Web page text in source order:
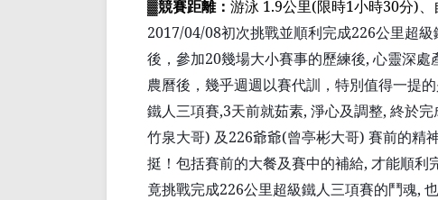
▓競賽距離： 游泳 1.9公里(限時1小時30分)
2017/04/08初次挑戰並順利完成226公里超級
後，參加20幾場大小賽事的歷練後, 心靈深處
農曆後，幾乎週週以賽代訓，特別值得一提
鐵人三項賽,3天前就茹素, 淨心及調整, 終於完
竹泉大哥) 及226爺爺(曾亭彬大哥) 賽前的精
挺！包括賽前的大餐及賽中的補給, 才能順利
竟挑戰完成226公里超級鐵人三項賽的鬥魂,